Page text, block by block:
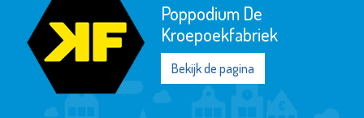
Poppodium De
Kroepoekfabriek
Bekijk de pagina